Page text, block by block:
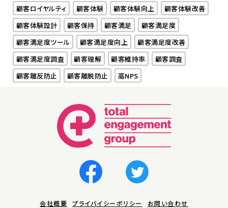
顧客ロイヤルティ
顧客体験 顧客体験向上
顧客体験改善
顧客体験設計
顧客保持 顧客満足
顧客満足度
顧客満足度ツール
顧客満足度向上
顧客満足度改善
顧客満足度調査
顧客理解 顧客維持率
顧客調査
顧客離反防止
顧客離脱防止 高NPS
会社概要 プライバイシーポリシー お問い合わせ